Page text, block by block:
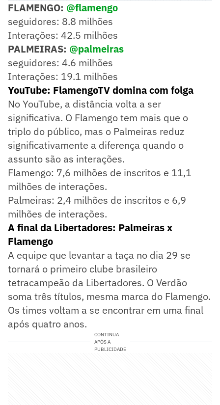
FLAMENGO: @flamengo
seguidores: 8.8 milhões
Interações: 42.5 milhões
PALMEIRAS: @palmeiras
seguidores: 4.6 milhões
Interações: 19.1 milhões
YouTube: FlamengoTV domina com folga
No YouTube, a distância volta a ser
significativa. O Flamengo tem mais que o
triplo do público, mas o Palmeiras reduz
significativamente a diferença quando o
assunto são as interações.
Flamengo: 7,6 milhões de inscritos e 11,1
milhões de interações.
Palmeiras: 2,4 milhões de inscritos e 6,9
milhões de interações.
A final da Libertadores: Palmeiras x
Flamengo
A equipe que levantar a taça no dia 29 se
tornará o primeiro clube brasileiro
tetracampeão da Libertadores. O Verdão
soma três títulos, mesma marca do Flamengo.
Os times voltam a se encontrar em uma final
após quatro anos.
CONTINUA
APÓS A
PUBLICIDADE